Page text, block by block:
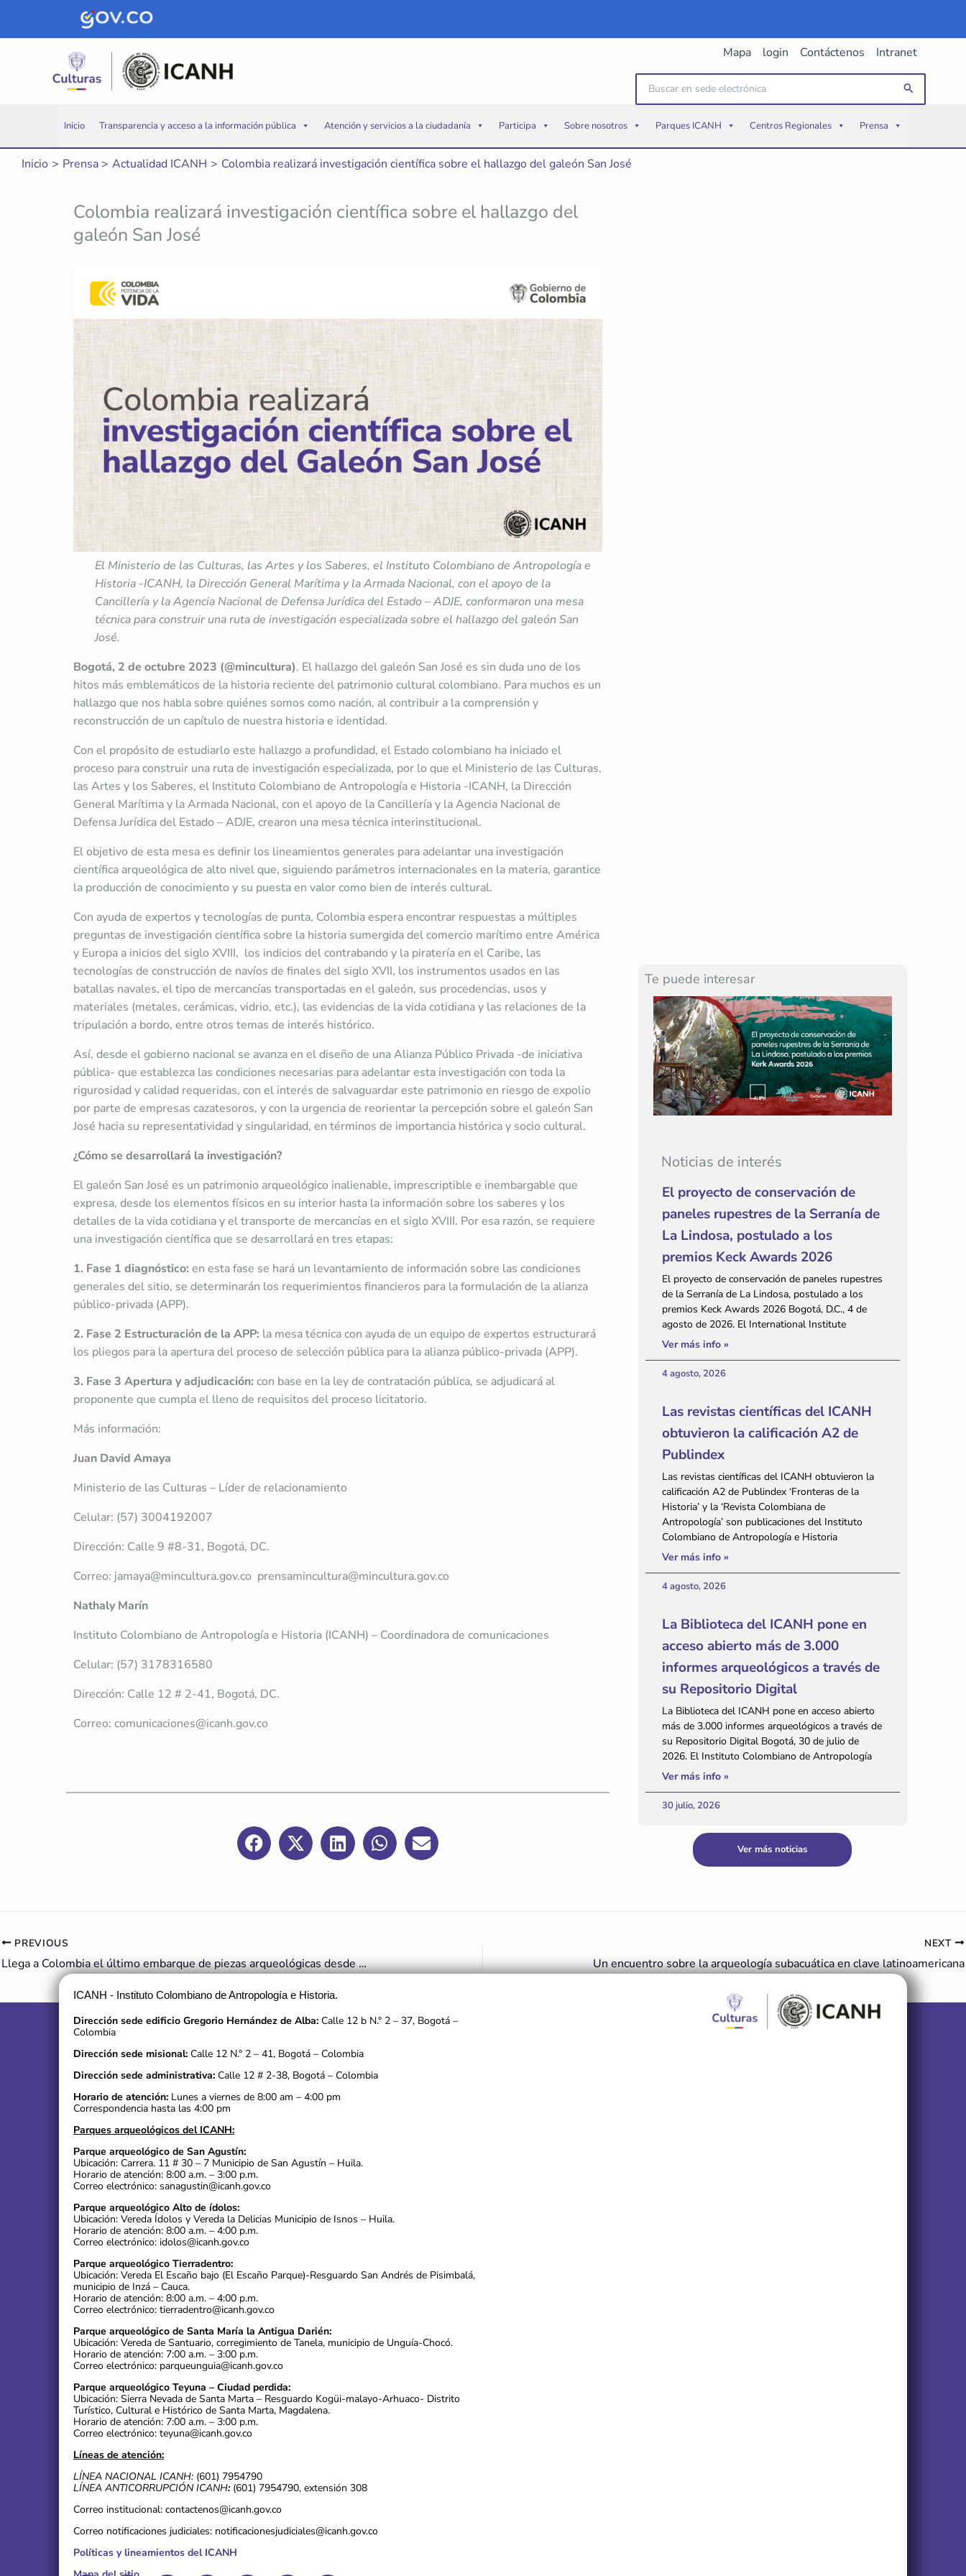
Mapa login Contáctenos Intranet
por:
Buscar
Inicio Transparencia y acceso a la información pública Atención y servicios a la ciudadanía Participa Sobre nosotros Parques ICANH Centros Regionales Prensa
Inicio Prensa Actualidad ICANH Colombia realizará investigación científica sobre el hallazgo del galeón San José
Noticias de interés
El proyecto de conservación de
paneles rupestres de la Serranía de
La Lindosa, postulado a los
premios Keck Awards 2026
El proyecto de conservación de paneles rupestres
de la Serranía de La Lindosa, postulado a los
premios Keck Awards 2026 Bogotá, D.C., 4 de
agosto de 2026. El International Institute
Ver más info »
4 agosto, 2026
Las revistas científicas del ICANH
obtuvieron la calificación A2 de
Publindex
Las revistas científicas del ICANH obtuvieron la
calificación A2 de Publindex ‘Fronteras de la
Historia’ y la ‘Revista Colombiana de
Antropología’ son publicaciones del Instituto
Colombiano de Antropología e Historia
Ver más info »
4 agosto, 2026
La Biblioteca del ICANH pone en
acceso abierto más de 3.000
informes arqueológicos a través de
su Repositorio Digital
La Biblioteca del ICANH pone en acceso abierto
más de 3.000 informes arqueológicos a través de
su Repositorio Digital Bogotá, 30 de julio de
2026. El Instituto Colombiano de Antropología
Ver más info »
30 julio, 2026
Ver más noticias
Te puede interesar
Colombia realizará investigación científica sobre el hallazgo del
galeón San José
El Ministerio de las Culturas, las Artes y los Saberes, el Instituto Colombiano de Antropología e
Historia -ICANH, la Dirección General Marítima y la Armada Nacional, con el apoyo de la
Cancillería y la Agencia Nacional de Defensa Jurídica del Estado – ADJE, conformaron una mesa
técnica para construir una ruta de investigación especializada sobre el hallazgo del galeón San
José.
Bogotá, 2 de octubre 2023 (@mincultura). El hallazgo del galeón San José es sin duda uno de los
hitos más emblemáticos de la historia reciente del patrimonio cultural colombiano. Para muchos es un
hallazgo que nos habla sobre quiénes somos como nación, al contribuir a la comprensión y
reconstrucción de un capítulo de nuestra historia e identidad.
Con el propósito de estudiarlo este hallazgo a profundidad, el Estado colombiano ha iniciado el
proceso para construir una ruta de investigación especializada, por lo que el Ministerio de las Culturas,
las Artes y los Saberes, el Instituto Colombiano de Antropología e Historia -ICANH, la Dirección
General Marítima y la Armada Nacional, con el apoyo de la Cancillería y la Agencia Nacional de
Defensa Jurídica del Estado – ADJE, crearon una mesa técnica interinstitucional.
El objetivo de esta mesa es definir los lineamientos generales para adelantar una investigación
científica arqueológica de alto nivel que, siguiendo parámetros internacionales en la materia, garantice
la producción de conocimiento y su puesta en valor como bien de interés cultural.
Con ayuda de expertos y tecnologías de punta, Colombia espera encontrar respuestas a múltiples
preguntas de investigación científica sobre la historia sumergida del comercio marítimo entre América
y Europa a inicios del siglo XVIII, los indicios del contrabando y la piratería en el Caribe, las
tecnologías de construcción de navíos de finales del siglo XVII, los instrumentos usados en las
batallas navales, el tipo de mercancías transportadas en el galeón, sus procedencias, usos y
materiales (metales, cerámicas, vidrio, etc.), las evidencias de la vida cotidiana y las relaciones de la
tripulación a bordo, entre otros temas de interés histórico.
Así, desde el gobierno nacional se avanza en el diseño de una Alianza Público Privada -de iniciativa
pública- que establezca las condiciones necesarias para adelantar esta investigación con toda la
rigurosidad y calidad requeridas, con el interés de salvaguardar este patrimonio en riesgo de expolio
por parte de empresas cazatesoros, y con la urgencia de reorientar la percepción sobre el galeón San
José hacia su representatividad y singularidad, en términos de importancia histórica y socio cultural.
¿Cómo se desarrollará la investigación?
El galeón San José es un patrimonio arqueológico inalienable, imprescriptible e inembargable que
expresa, desde los elementos físicos en su interior hasta la información sobre los saberes y los
detalles de la vida cotidiana y el transporte de mercancías en el siglo XVIII. Por esa razón, se requiere
una investigación científica que se desarrollará en tres etapas:
1. Fase 1 diagnóstico: en esta fase se hará un levantamiento de información sobre las condiciones
generales del sitio, se determinarán los requerimientos financieros para la formulación de la alianza
público-privada (APP).
2. Fase 2 Estructuración de la APP: la mesa técnica con ayuda de un equipo de expertos estructurará
los pliegos para la apertura del proceso de selección pública para la alianza público-privada (APP).
3. Fase 3 Apertura y adjudicación: con base en la ley de contratación pública, se adjudicará al
proponente que cumpla el lleno de requisitos del proceso licitatorio.
Más información:
Juan David Amaya
Ministerio de las Culturas – Líder de relacionamiento
Celular: (57) 3004192007
Dirección: Calle 9 #8-31, Bogotá, DC.
Correo: jamaya@mincultura.gov.co prensamincultura@mincultura.gov.co
Nathaly Marín
Instituto Colombiano de Antropología e Historia (ICANH) – Coordinadora de comunicaciones
Celular: (57) 3178316580
Dirección: Calle 12 # 2-41, Bogotá, DC.
Correo: comunicaciones@icanh.gov.co
PREVIOUS
Llega a Colombia el último embarque de piezas arqueológicas desde Costa Rica
NEXT
Un encuentro sobre la arqueología subacuática en clave latinoamericana
ICANH - Instituto Colombiano de Antropología e Historia.
Dirección sede edificio Gregorio Hernández de Alba: Calle 12 b N.° 2 – 37, Bogotá –
Colombia
Dirección sede misional: Calle 12 N.° 2 – 41, Bogotá – Colombia
Dirección sede administrativa: Calle 12 # 2-38, Bogotá – Colombia
Horario de atención: Lunes a viernes de 8:00 am – 4:00 pm
Correspondencia hasta las 4:00 pm
Parques arqueológicos del ICANH:
Parque arqueológico de San Agustín:
Ubicación: Carrera. 11 # 30 – 7 Municipio de San Agustín – Huila.
Horario de atención: 8:00 a.m. – 3:00 p.m.
Correo electrónico: sanagustin@icanh.gov.co
Parque arqueológico Alto de ídolos:
Ubicación: Vereda Ídolos y Vereda la Delicias Municipio de Isnos – Huila.
Horario de atención: 8:00 a.m. – 4:00 p.m.
Correo electrónico: idolos@icanh.gov.co
Parque arqueológico Tierradentro:
Ubicación: Vereda El Escaño bajo (El Escaño Parque)-Resguardo San Andrés de Pisimbalá,
municipio de Inzá – Cauca.
Horario de atención: 8:00 a.m. – 4:00 p.m.
Correo electrónico: tierradentro@icanh.gov.co
Parque arqueológico de Santa María la Antigua Darién:
Ubicación: Vereda de Santuario, corregimiento de Tanela, municipio de Unguía-Chocó.
Horario de atención: 7:00 a.m. – 3:00 p.m.
Correo electrónico: parqueunguia@icanh.gov.co
Parque arqueológico Teyuna – Ciudad perdida:
Ubicación: Sierra Nevada de Santa Marta – Resguardo Kogüi-malayo-Arhuaco- Distrito
Turístico, Cultural e Histórico de Santa Marta, Magdalena.
Horario de atención: 7:00 a.m. – 3:00 p.m.
Correo electrónico: teyuna@icanh.gov.co
Líneas de atención:
LÍNEA NACIONAL ICANH: (601) 7954790
LÍNEA ANTICORRUPCIÓN ICANH: (601) 7954790, extensión 308
Correo institucional: contactenos@icanh.gov.co
Correo notificaciones judiciales: notificacionesjudiciales@icanh.gov.co
Políticas y lineamientos del ICANH